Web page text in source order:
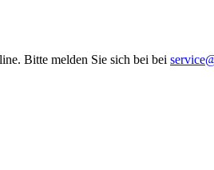
Bitte melden Sie sich bei bei